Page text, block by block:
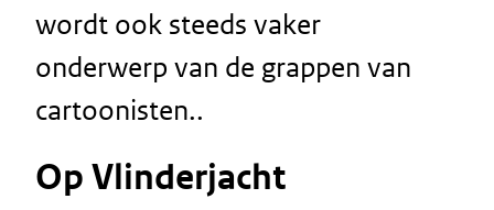
wordt ook steeds vaker
onderwerp van de grappen van
cartoonisten..
Op Vlinderjacht